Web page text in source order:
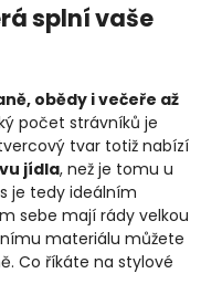
splní vaše
obědy i večeře až
počet strávníků je
tvar totiž nabízí
jídla, než je tomu u
je tedy ideálním
sebe mají rády velkou
materiálu můžete
Co říkáte na stylové